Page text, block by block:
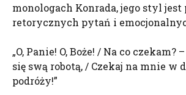
monologach Konrada, jego styl jest
retorycznych pytań i
„O, Panie! O, Boże! / Na co czekam?
się swą robotą, / Czekaj na mnie w
podróży!”